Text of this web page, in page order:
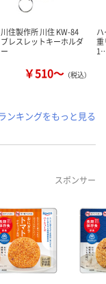
川住製作所 川住 KW-84
ブレスレットキーホルダ
ー
￥510～ （税込）
重
ンキングをもっと見る
スポンサー